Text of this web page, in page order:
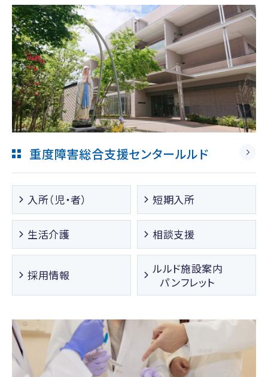
重度障害総合支援センタールルド
入所（児・者） 短期入所
生活介護 相談支援
採用情報
ルルド施設案内
パンフレット